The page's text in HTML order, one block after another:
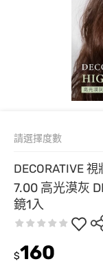
DECORATIVE 視
7.00 高光漠灰
鏡1入
$160
請選擇度數